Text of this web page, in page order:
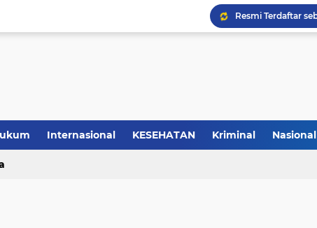
Internasional KESEHATAN Kriminal Nasional